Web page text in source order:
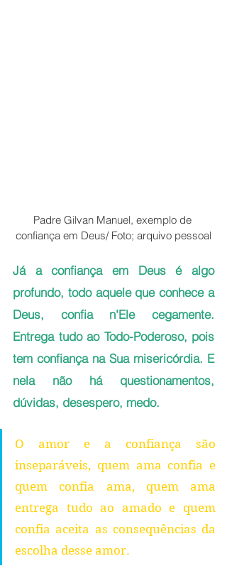
Padre Gilvan Manuel, exemplo de
confiança em Deus/ Foto; arquivo pessoal
Já a confiança em Deus é algo
profundo, todo aquele que conhece a
Deus, confia n'Ele cegamente.
Entrega tudo ao Todo-Poderoso, pois
tem confiança na Sua misericórdia. E
nela não há questionamentos,
dúvidas, desespero, medo.
O amor e a confiança são
inseparáveis, quem ama confia e
quem confia ama, quem ama
entrega tudo ao amado e quem
confia aceita as consequências da
escolha desse amor.